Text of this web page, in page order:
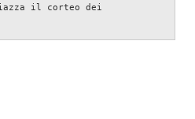
il corteo dei